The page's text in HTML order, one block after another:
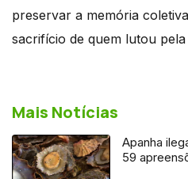
preservar a memória
sacrifício de quem lutou
Mais Notícias
Apanha
59